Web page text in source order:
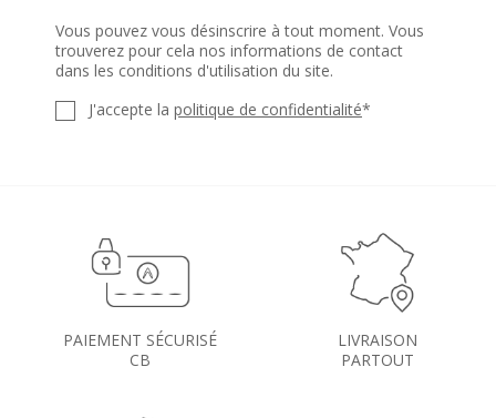
Vous pouvez vous désinscrire à tout moment. Vous
trouverez pour cela nos informations de contact
dans les conditions d'utilisation du site.
J'accepte la politique de confidentialité*
PAIEMENT SÉCURISÉ
CB
LIVRAISON
PARTOUT